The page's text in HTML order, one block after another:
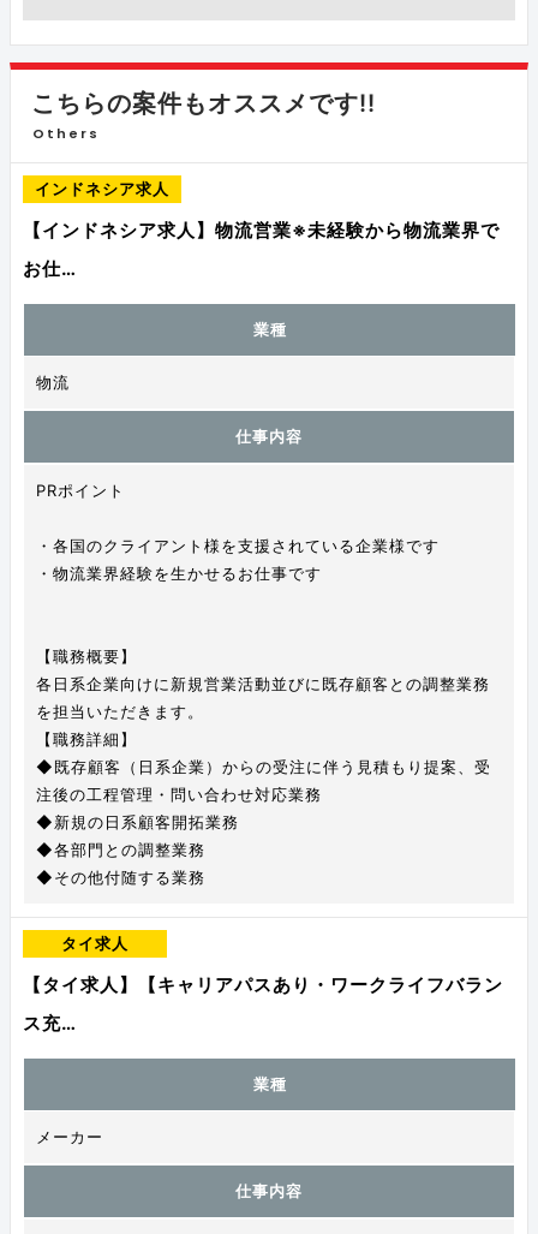
こちらの案件もオススメです!!
Others
インドネシア求人
【インドネシア求人】物流営業※未経験から物流業界で
お仕…
業種
物流
仕事内容
PRポイント
・各国のクライアント様を支援されている企業様です
・物流業界経験を生かせるお仕事です
【職務概要】
各日系企業向けに新規営業活動並びに既存顧客との調整業務
を担当いただきます。
【職務詳細】
◆既存顧客（日系企業）からの受注に伴う見積もり提案、受
注後の工程管理・問い合わせ対応業務
◆新規の日系顧客開拓業務
◆各部門との調整業務
◆その他付随する業務
タイ求人
【タイ求人】【キャリアパスあり・ワークライフバラン
ス充…
業種
メーカー
仕事内容